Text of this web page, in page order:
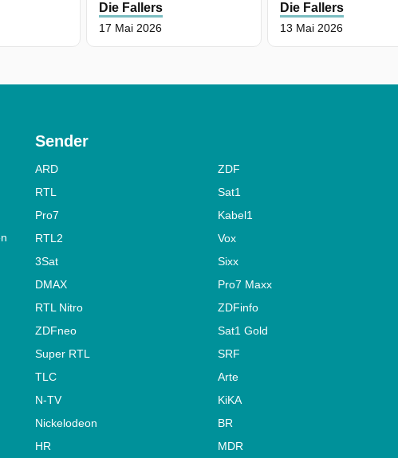
Die Fallers
17 Mai 2026
Die Fallers
13 Mai 2026
Sender
ARD
ZDF
RTL
Sat1
Pro7
Kabel1
RTL2
Vox
3Sat
Sixx
DMAX
Pro7 Maxx
RTL Nitro
ZDFinfo
ZDFneo
Sat1 Gold
Super RTL
SRF
TLC
Arte
N-TV
KiKA
Nickelodeon
BR
HR
MDR